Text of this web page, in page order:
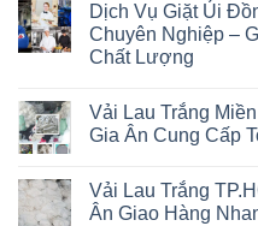
Dịch Vụ Giặt Ủi
Chuyên Nghiệp –
Chất Lượng
Vải Lau Trắng
Gia Ân Cung Cấp
Vải Lau Trắng
Ân Giao Hàng